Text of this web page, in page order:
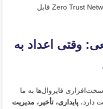
زیرساخت‌های SD-WAN و Zero Trust Network Access قابل
وقتی اعداد به
فایروال‌ها به ما
دارد، پایداری، تأخیر، مدیریت